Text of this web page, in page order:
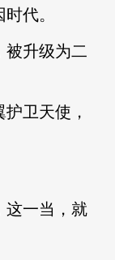
代。
被升级为二
卫天使，
这一当，就